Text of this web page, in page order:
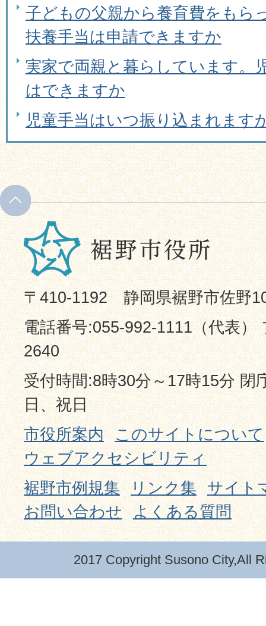
子どもの父親から養育費をもら
扶養手当は申請できますか
実家で両親と暮らしています。
はできますか
児童手当はいつ振り込まれます
〒410-1192 静岡県裾野市佐野
電話番号:055-992-1111（代表）
2640
受付時間:8時30分～17時15分 閉
日、祝日
市役所案内
このサイトについて
ウェブアクセシビリティ
裾野市例規集
リンク集
サイト
お問い合わせ よくある質問
2017 Copyright Susono City,All